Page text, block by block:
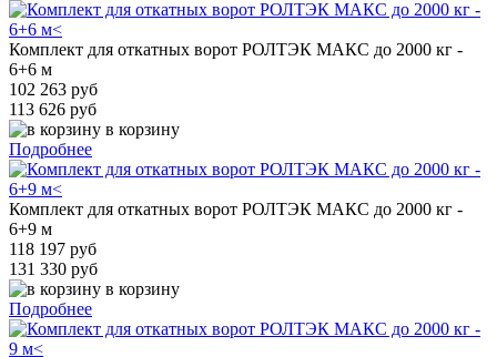
Комплект для откатных ворот РОЛТЭК МАКС до 2000 кг -
6+6 м
102 263 руб
113 626 руб
в корзину
Подробнее
Комплект для откатных ворот РОЛТЭК МАКС до 2000 кг -
6+9 м
118 197 руб
131 330 руб
в корзину
Подробнее